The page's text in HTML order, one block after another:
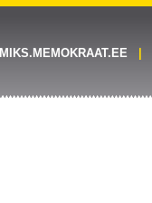
MIKS.MEMOKRAAT.EE